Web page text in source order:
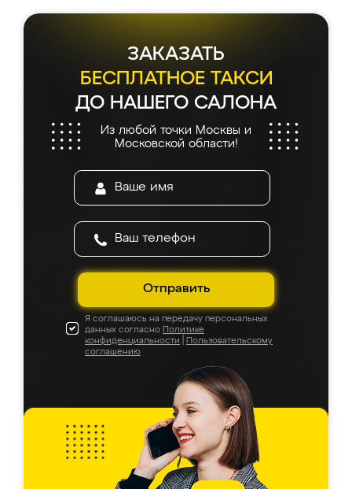
довольна, все выглядит так, как и ожидала.
ЗАКАЗАТЬ
БЕСПЛАТНОЕ ТАКСИ
ДО НАШЕГО САЛОНА
Из любой точки Москвы и
Московской области!
Отправить
Я соглашаюсь на передачу персональных
данных согласно Политике
конфиденциальности
Пользовательскому
соглашению